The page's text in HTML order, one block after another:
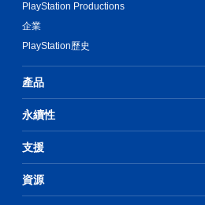
PlayStation Productions
企業
PlayStation歷史
產品
永續性
支援
資源